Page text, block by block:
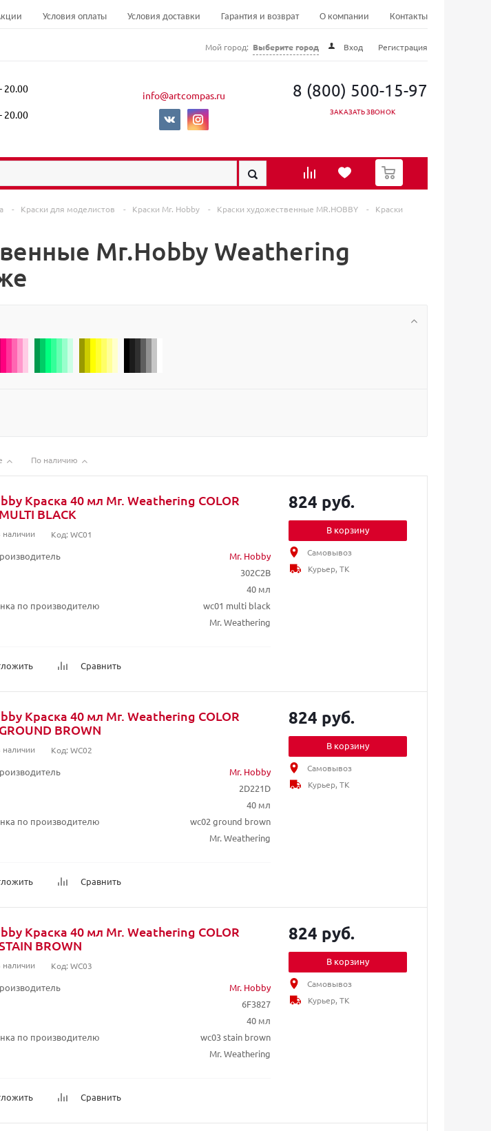
Условия оплаты Условия доставки Гарантия и возврат О компании Контакты
Мой город: Выберите город Вход Регистрация
20.00
20.00
info@artcompas.ru 8 (800) 500-15-97
ЗАКАЗАТЬ ЗВОНОК
0
- Краски для моделистов - Краски Mr. Hobby - Краски художественные MR.HOBBY -
Краски
Mr.Hobby Weathering
По наличию
Краска 40 мл Mr. Weathering COLOR
BLACK
наличии Код: WC01
Mr. Hobby
302C2B
40 мл
по производителю
wc01 multi black
Mr. Weathering
Сравнить
824 руб.
В корзину
Самовывоз
Курьер, ТК
Краска 40 мл Mr. Weathering COLOR
BROWN
наличии Код: WC02
Mr. Hobby
2D221D
40 мл
по производителю
wc02 ground brown
Mr. Weathering
Сравнить
824 руб.
В корзину
Самовывоз
Курьер, ТК
Краска 40 мл Mr. Weathering COLOR
BROWN
наличии Код: WC03
Mr. Hobby
6F3827
40 мл
по производителю
wc03 stain brown
Mr. Weathering
Сравнить
824 руб.
В корзину
Самовывоз
Курьер, ТК